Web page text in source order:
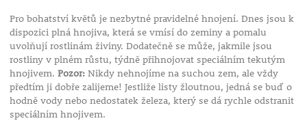
Pro bohatství květů je nezbytné pravidelné hnojení. Dnes jsou k
dispozici plná hnojiva, která se vmísí do zeminy a pomalu
uvolňují rostlinám živiny. Dodatečně se může, jakmile jsou
rostliny v plném růstu, týdně přihnojovat speciálním tekutým
hnojivem. Pozor:Nikdy nehnojíme na suchou zem, ale vždy
předtím ji dobře zalijeme! Jestliže listy žloutnou, jedná se buď o
hodně vody nebo nedostatek železa, který se dá rychle odstranit
speciálním hnojivem.